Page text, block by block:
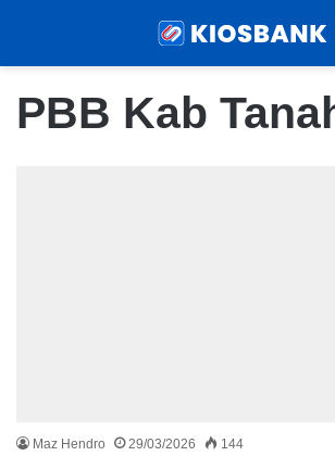
PBB Kab
Maz Hendro 29/03/2026 144